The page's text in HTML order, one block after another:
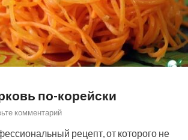
по-корейски
комментарий
рецепт, от которого не